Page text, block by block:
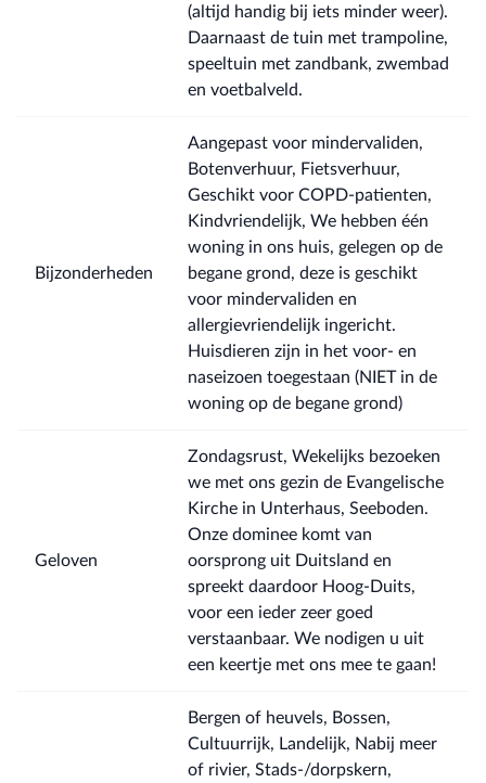
(altijd handig bij iets minder weer).
Daarnaast de tuin met trampoline,
speeltuin met zandbank, zwembad
en voetbalveld.
Bijzonderheden
Aangepast voor mindervaliden,
Botenverhuur, Fietsverhuur,
Geschikt voor COPD-patienten,
Kindvriendelijk, We hebben één
woning in ons huis, gelegen op de
begane grond, deze is geschikt
voor mindervaliden en
allergievriendelijk ingericht.
Huisdieren zijn in het voor- en
naseizoen toegestaan (NIET in de
woning op de begane grond)
Geloven
Zondagsrust, Wekelijks bezoeken
we met ons gezin de Evangelische
Kirche in Unterhaus, Seeboden.
Onze dominee komt van
oorsprong uit Duitsland en
spreekt daardoor Hoog-Duits,
voor een ieder zeer goed
verstaanbaar. We nodigen u uit
een keertje met ons mee te gaan!
Bergen of heuvels, Bossen,
Cultuurrijk, Landelijk, Nabij meer
of rivier, Stads-/dorpskern,